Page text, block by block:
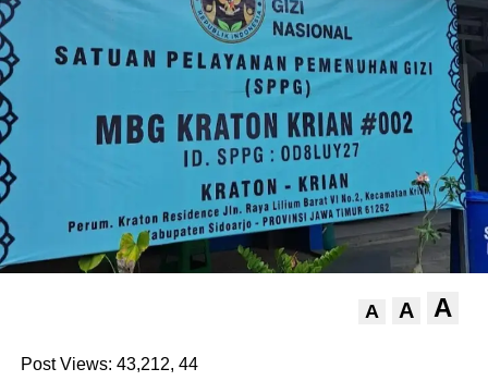
A A A
Post Views: 43,212, 44